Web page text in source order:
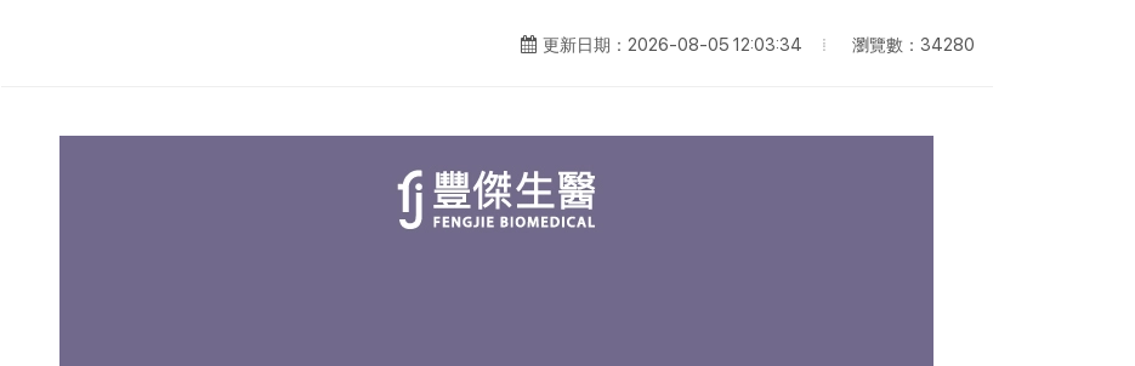
更新日期：2026-08-05 12:03:34 瀏覽數：34280